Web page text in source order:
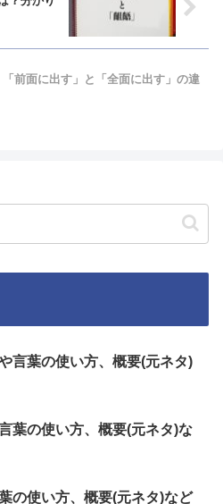
「前面に出す」と「全面に出す」の違
言葉の使い方、概要(元ネタ)
葉の使い方、概要(元ネタ)な
の使い方、概要(元ネタ)など